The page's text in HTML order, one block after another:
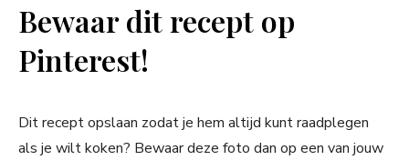
Bewaar dit recept op
Pinterest!
Dit recept opslaan zodat je hem altijd kunt raadplegen
als je wilt koken? Bewaar deze foto dan op een van jouw